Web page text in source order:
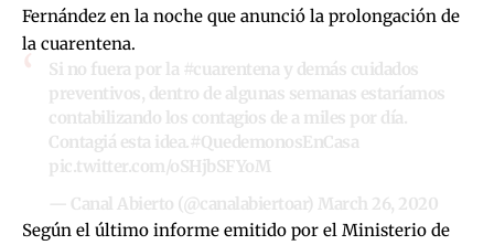
Fernández en la noche que anunció la prolongación de
la cuarentena.
Si no fuera por la #cuarentenay demás cuidados
preventivos, dentro de algunas semanas estaríamos
contabilizando los contagios de a miles por día.
Contagiá esta idea.#QuedemonosEnCasa
pic.twitter.com/oSHjbSFYoM
— Canal Abierto (@canalabiertoar) March 26, 2020
Según el último informe emitido por el Ministerio de